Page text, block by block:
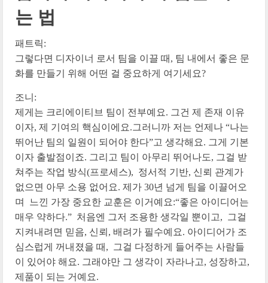
는 법
패트릭:
그렇다면 디자이너 로서 팀을 이끌 때, 팀 내에서 좋은 문
화를 만들기 위해 어떤 걸 중요하게 여기세요?
조니:
제게는 크리에이티브 팀이 전부예요. 그건 제 존재 이유
이자, 제 기여의 핵심이에요.그러니까 저는 언제나 “나는
뛰어난 팀의 일원이 되어야 한다”고 생각해요. 그게 기본
이자 출발점이죠. 그리고 팀이 아무리 뛰어나도, 그걸 받
쳐주는 작업 방식(프로세스), 정서적 기반, 신뢰 관계가
없으면 아무 소용 없어요. 제가 30년 넘게 팀을 이끌어오
며 느낀 가장 중요한 교훈은 이거예요:“좋은 아이디어는
매우 약하다.” 처음엔 그저 조용한 생각일 뿐이고, 그걸
지켜내려면 믿음, 신뢰, 배려가 필수예요. 아이디어가 조
심스럽게 꺼내졌을 때, 그걸 다정하게 들어주는 사람들
이 있어야 해요. 그래야만 그 생각이 자라나고, 성장하고,
제품이 되는 거예요.